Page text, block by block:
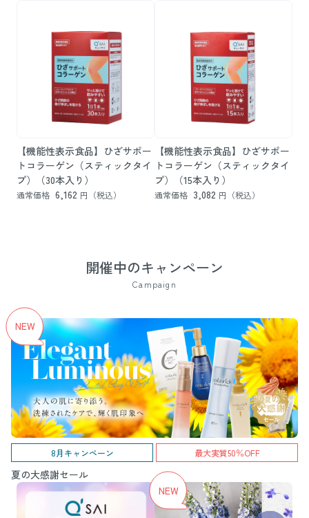
【機能性表示食品】ひざサポー
トコラーゲン（スティックタイ
プ）（30本入り）
通常価格 6,162 円（税込）
【機能性表示食品】ひざサポー
トコラーゲン（スティックタイ
プ）（15本入り）
通常価格 3,082 円（税込）
開催中のキャンペーン
Campaign
8月キャンペーン 最大実質50％OFF
夏の大感謝セール